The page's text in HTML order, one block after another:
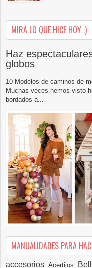
MIRA LO QUE HICE HOY :)
Haz
globos
10 Modelos de caminos de
Muchas veces hemos visto
bordados a...
MANUALIDADES PARA
accesoriosAcertijos